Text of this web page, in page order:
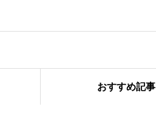
おすすめ記事